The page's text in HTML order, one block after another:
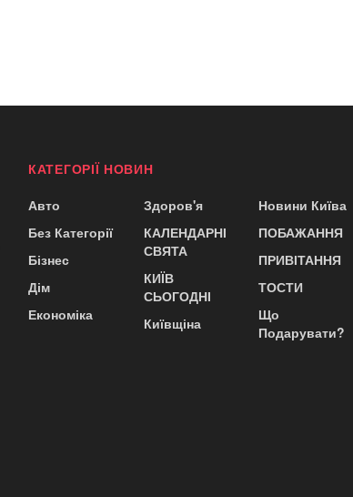
КАТЕГОРІЇ НОВИН
Авто
Без Категорії
Бізнес
Дім
Економіка
Здоров'я
КАЛЕНДАРНІ
СВЯТА
КИЇВ
СЬОГОДНІ
Київщіна
Новини Київа
ПОБАЖАННЯ
ПРИВІТАННЯ
ТОСТИ
Що
Подарувати?